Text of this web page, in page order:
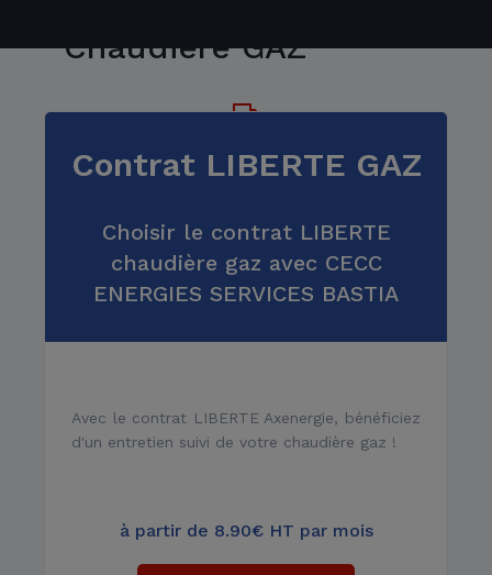
Chaudière GAZ
Contrat LIBERTE GAZ
Choisir le contrat LIBERTE
chaudière gaz avec CECC
ENERGIES SERVICES BASTIA
Avec le contrat LIBERTE Axenergie, bénéficiez
d'un entretien suivi de votre chaudière gaz !
à partir de 8.90€ HT par mois
Dépannage, entretien 6/7